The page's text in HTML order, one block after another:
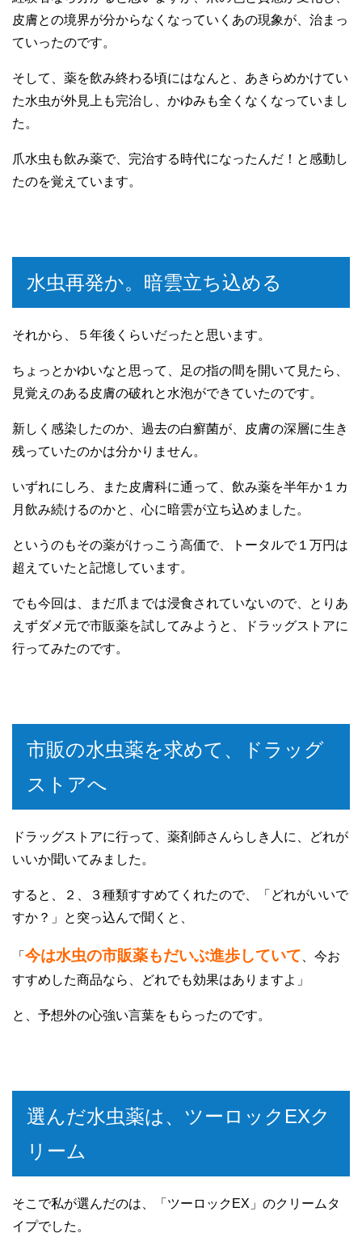
皮膚との境界が分からなくなっていくあの現象が、治まっ
ていったのです。
そして、薬を飲み終わる頃にはなんと、あきらめかけてい
た水虫が外見上も完治し、かゆみも全くなくなっていまし
た。
爪水虫も飲み薬で、完治する時代になったんだ！と感動し
たのを覚えています。
水虫再発か。暗雲立ち込める
それから、５年後くらいだったと思います。
ちょっとかゆいなと思って、足の指の間を開いて見たら、
見覚えのある皮膚の破れと水泡ができていたのです。
新しく感染したのか、過去の白癬菌が、皮膚の深層に生き
残っていたのかは分かりません。
いずれにしろ、また皮膚科に通って、飲み薬を半年か１カ
月飲み続けるのかと、心に暗雲が立ち込めました。
というのもその薬がけっこう高価で、トータルで１万円は
超えていたと記憶しています。
でも今回は、まだ爪までは浸食されていないので、とりあ
えずダメ元で市販薬を試してみようと、ドラッグストアに
行ってみたのです。
市販の水虫薬を求めて、ドラッグ
ストアへ
ドラッグストアに行って、薬剤師さんらしき人に、どれが
いいか聞いてみました。
すると、２、３種類すすめてくれたので、「どれがいいで
すか？」と突っ込んで聞くと、
「 今は水虫の市販薬もだいぶ進歩していて 、今お
すすめした商品なら、どれでも効果はありますよ」
と、予想外の心強い言葉をもらったのです。
選んだ水虫薬は、ツーロックEXク
リーム
そこで私が選んだのは、「ツーロックEX」のクリームタ
イプでした。